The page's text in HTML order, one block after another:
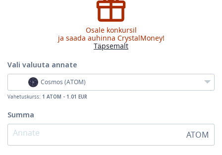
Osale konkursil
ja saada auhinna CrystalMoney!
Täpsemalt
Vali valuuta annate
Cosmos (ATOM)
Vahetuskurss: 1 ATOM - 1.01 EUR
Summa
ATOM